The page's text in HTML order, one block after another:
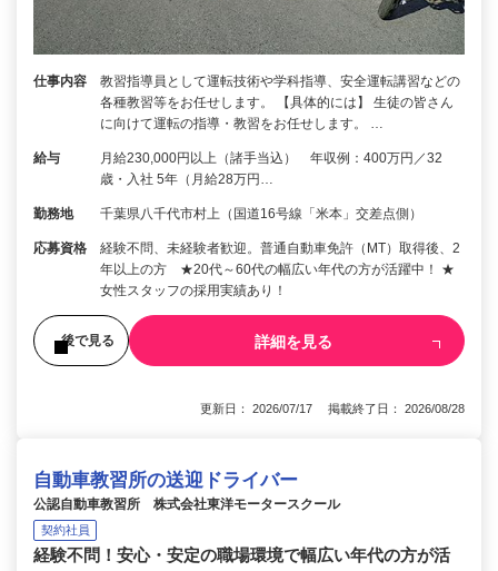
仕事内容
教習指導員として運転技術や学科指導、安全運転講習などの
各種教習等をお任せします。 【具体的には】 生徒の皆さん
に向けて運転の指導・教習をお任せします。 …
給与
月給230,000円以上（諸手当込） 年収例：400万円／32
歳・入社 5年（月給28万円…
勤務地 千葉県八千代市村上（国道16号線「米本」交差点側）
応募資格
経験不問、未経験者歓迎。普通自動車免許（MT）取得後、2
年以上の方 ★20代～60代の幅広い年代の方が活躍中！ ★
女性スタッフの採用実績あり！
後で見る 詳細を見る
更新日： 2026/07/17 掲載終了日： 2026/08/28
自動車教習所の送迎ドライバー
公認自動車教習所 株式会社東洋モータースクール
契約社員
経験不問！安心・安定の職場環境で幅広い年代の方が活